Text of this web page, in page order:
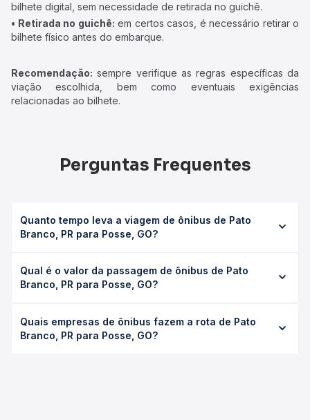
bilhete digital, sem necessidade de retirada no guichê.
• Retirada no guichê: em certos casos, é necessário retirar o
bilhete físico antes do embarque.
Recomendação: sempre verifique as regras específicas da
viação escolhida, bem como eventuais exigências
relacionadas ao bilhete.
Perguntas Frequentes
Quanto tempo leva a viagem de ônibus de Pato
Branco, PR para Posse, GO?
leva em média 36h 40min, podendo variar conforme a
viação, o tipo de serviço (convencional, executivo ou
exata de cada opção na data desejada.
Qual é o valor da passagem de ônibus de Pato
Branco, PR para Posse, GO?
Posse, GO custa em média R$ 724,66 e varia conforme a
data da viagem, a empresa, o tipo de poltrona e a
Quais empresas de ônibus fazem a rota de Pato
Branco, PR para Posse, GO?